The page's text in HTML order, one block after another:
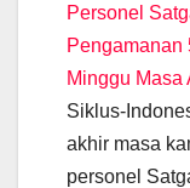
Personel
Pengamanan
Minggu Masa
Siklus-
akhir masa
personel